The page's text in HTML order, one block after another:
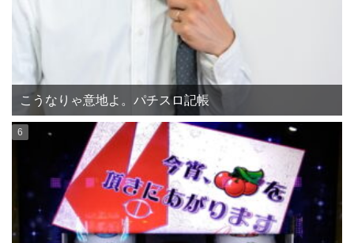
こうなりゃ意地よ。パチスロ記帳